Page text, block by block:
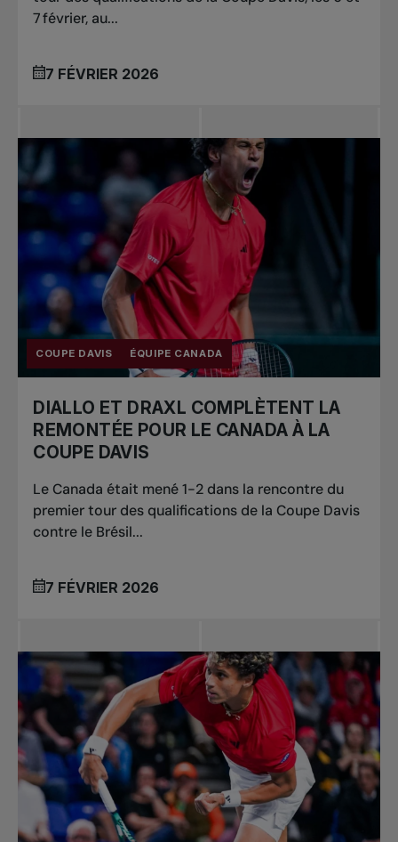
7 février, au...
7 FÉVRIER 2026
COUPE DAVIS ÉQUIPE CANADA
DIALLO ET DRAXL COMPLÈTENT LA
REMONTÉE POUR LE CANADA À LA
COUPE DAVIS
Le Canada était mené 1-2 dans la rencontre du
premier tour des qualifications de la Coupe Davis
contre le Brésil...
7 FÉVRIER 2026